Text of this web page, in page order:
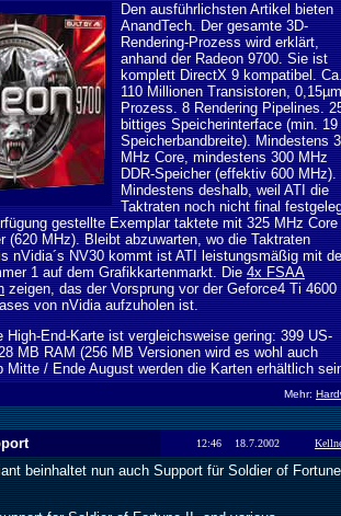
Den ausführlichsten Artikel bieten
AnandTech. Der gesamte 3D-
Rendering-Prozess wird erklärt,
anhand der Radeon 9700. Sie ist
komplett DirectX 9 kompatibel.
110 Millionen Transistoren, 0,15µm
Prozess. 8 Rendering Pipelines.
bittiges Speicherinterface (min. 19
Speicherbandbreite). Mindestens
MHz Core, mindestens 300 MHz
DDR-Speicher (effektiv 600 MHz).
Mindestens deshalb, weil ATI die
Taktraten noch nicht final
gestellte Exemplar taktete mit 325 MHz Core
(620 MHz). Bleibt abzuwarten, wo die Taktraten
nVidia´s NV30 kommt ist ATI leistungsmäßig mit
1 auf dem Grafikkartenmarkt. Die4x FSAA
zeigen, das der Vorsprung vor der Geforce4 Ti 4600
von nVidia aufzuholen ist.
High-End-Karte ist vergleichsweise gering: 399 US-
MB RAM (256 MB Versionen wird es wohl auch
Mitte / Ende August werden die Karten erhältlich
Mehr:
12:46 18.7.2002
beinhaltet nun auch Support für Soldier of